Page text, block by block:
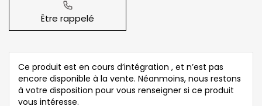
Être rappelé
Ce produit est en cours d’intégration , et n’est pas
encore disponible à la vente. Néanmoins, nous restons
à votre disposition pour vous renseigner si ce produit
vous intéresse.